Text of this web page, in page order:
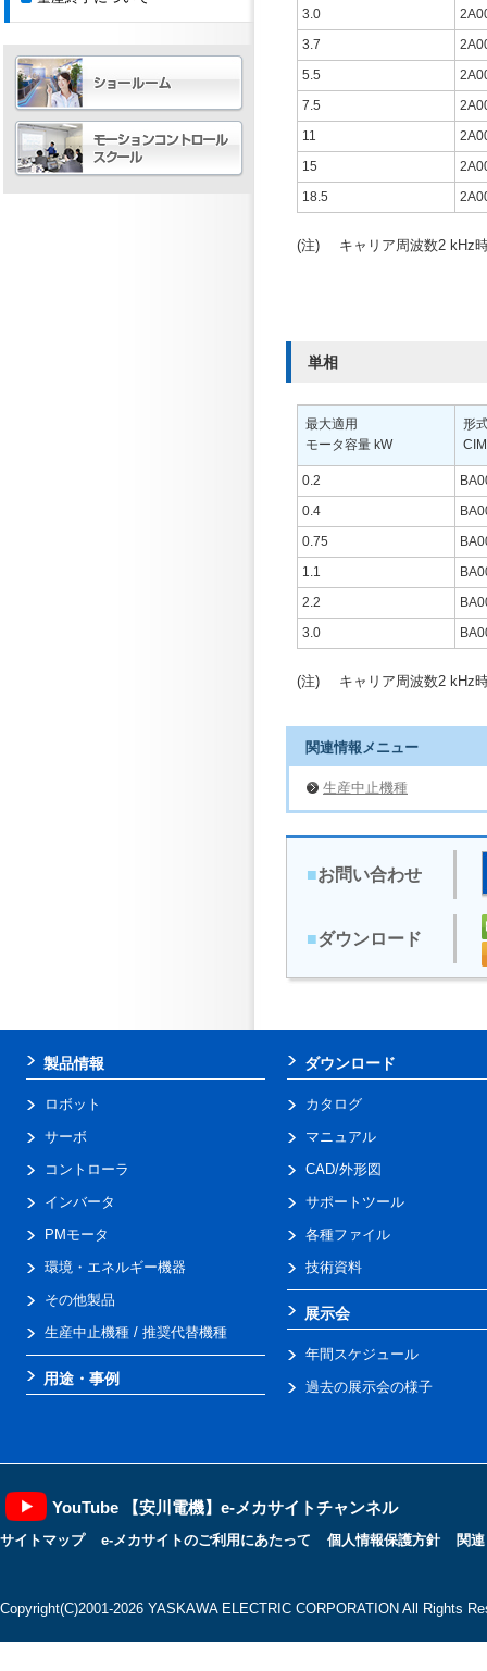
3.0
3.7
5.5
7.5
11
15
18.5
(注) キャリア周波数2 kHz
単相
最大適用
モータ容量 kW
形
0.2
0.4
0.75
1.1
2.2
3.0
(注) キャリア周波数2 kHz
関連情報メニュー
生産中止機種
■お問い合わせ
■ダウンロード
製品情報
ロボット
サーボ
コントローラ
インバータ
PMモータ
環境・エネルギー機器
その他製品
生産中止機種 / 推奨代替機種
用途・事例
ダウンロード
カタログ
マニュアル
CAD/外形図
サポートツール
各種ファイル
技術資料
展示会
年間スケジュール
過去の展示会の様子
YouTube 【安川電機】e-メカサイトチャンネル
サイトマップ e-メカサイトのご利用にあたって 個人情報保護方針 関
Copyright(C)2001‐2026 YASKAWA ELECTRIC CORPORATION All Rights